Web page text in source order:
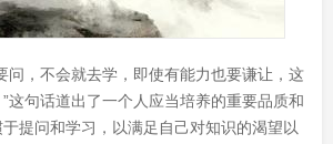
问，不会就去学，即使有能力也要谦让，这
这句话道出了一个人应当培养的重要品质和
提问和学习，以满足自己对知识的渴望以